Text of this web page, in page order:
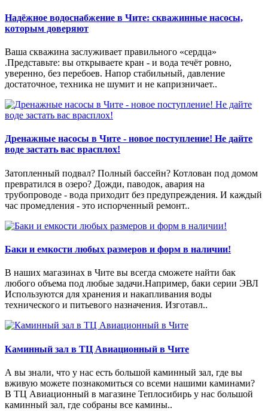
Надёжное водоснабжение в Чите: скважинные насосы,
которым доверяют
Ваша скважина заслуживает правильного «сердца»
.Представьте: вы открываете кран - и вода течёт ровно,
уверенно, без перебоев. Напор стабильный, давление
достаточное, техника не шумит и не капризничает..
Дренажные насосы в Чите - новое поступление! Не дайте
воде застать вас врасплох!
Затопленный подвал? Полный бассейн? Котлован под домом
превратился в озеро? Дожди, паводок, авария на
трубопроводе - вода приходит без предупреждения. И каждый
час промедления - это испорченный ремонт..
Баки и емкости любых размеров и форм в наличии!
В наших магазинах в Чите вы всегда сможете найти бак
любого объема под любые задачи.Например, баки серии ЭВЛ
Используются для хранения и накапливания воды
технического и питьевого назначения. Изготавл..
Каминный зал в ТЦ Авиационный в Чите
А вы знали, что у нас есть большой каминный зал, где вы
вживую можете познакомиться со всеми нашими каминами?
В ТЦ Авиационный в магазине Теплосибирь у нас большой
каминный зал, где собраны все камины..